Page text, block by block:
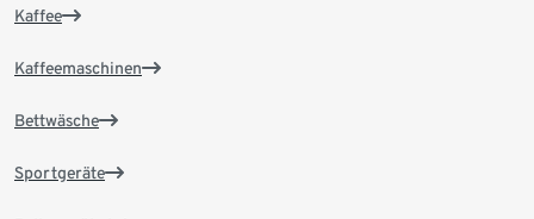
Kaffee
Kaffeemaschinen
Bettwäsche
Sportgeräte